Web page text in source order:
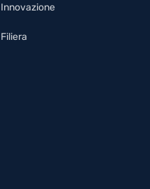
Innovazione
Filiera